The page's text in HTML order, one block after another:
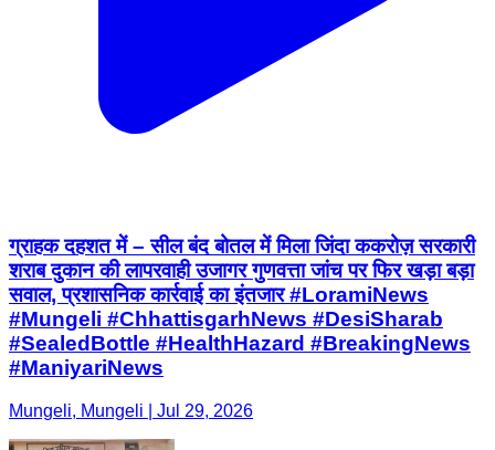
ग्राहक दहशत में – सील बंद बोतल में मिला जिंदा ककरोज़ सरकारी
शराब दुकान की लापरवाही उजागर गुणवत्ता जांच पर फिर खड़ा बड़ा
सवाल, प्रशासनिक कार्रवाई का इंतजार #LoramiNews
#Mungeli #ChhattisgarhNews #DesiSharab
#SealedBottle #HealthHazard #BreakingNews
#ManiyariNews
Mungeli, Mungeli | Jul 29, 2026